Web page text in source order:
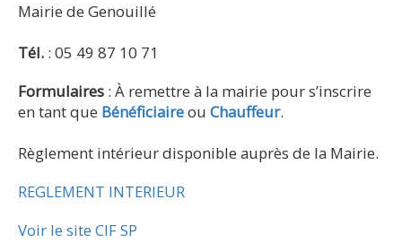
Mairie de Genouillé
Tél. : 05 49 87 10 71
Formulaires : À remettre à la mairie pour s’inscrire
en tant que Bénéficiaireou Chauffeur.
Règlement intérieur disponible auprès de la Mairie.
REGLEMENT INTERIEUR
Voir le site CIF SP